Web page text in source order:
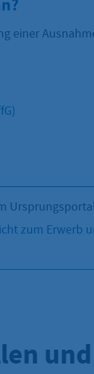
einer
zum Erwerb